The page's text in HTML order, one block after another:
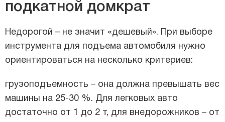
подкатной домкрат
Недорогой – не значит «дешевый». При выборе
инструмента для подъема автомобиля нужно
ориентироваться на несколько критериев:
грузоподъемность – она должна превышать вес
машины на 25-30 %. Для легковых авто
достаточно от 1 до 2 т, для внедорожников – от